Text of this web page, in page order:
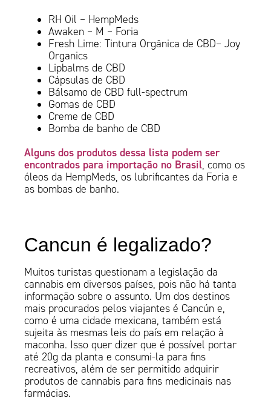
RH Oil – HempMeds
Awaken – M – Foria
Fresh Lime: Tintura Orgânica de CBD– Joy
Organics
Lipbalms de CBD
Cápsulas de CBD
Bálsamo de CBD full-spectrum
Gomas de CBD
Creme de CBD
Bomba de banho de CBD
Alguns dos produtos dessa lista podem ser
encontrados para importação no Brasil, como os
óleos da HempMeds, os lubrificantes da Foria e
as bombas de banho.
Cancun é legalizado?
Muitos turistas questionam a legislação da
cannabis em diversos países, pois não há tanta
informação sobre o assunto. Um dos destinos
mais procurados pelos viajantes é Cancún e,
como é uma cidade mexicana, também está
sujeita às mesmas leis do país em relação à
maconha. Isso quer dizer que é possível portar
até 20g da planta e consumi-la para fins
recreativos, além de ser permitido adquirir
produtos de cannabis para fins medicinais nas
farmácias.